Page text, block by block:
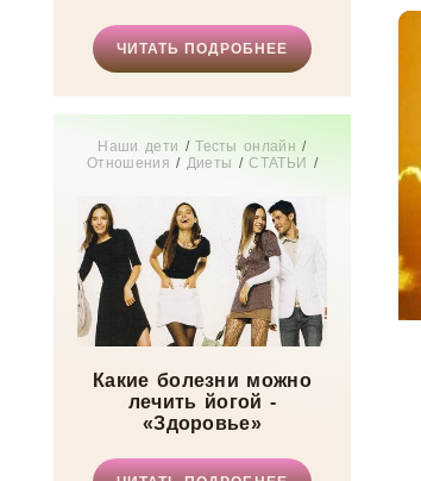
ЧИТАТЬ ПОДРОБНЕЕ
Наши дети /Тесты онлайн /
Отношения / Диеты /СТАТЬИ /
Свадьба
Новости звезд
Мода/Мир
женщины
Какие болезни можно
лечить йогой -
«Здоровье»